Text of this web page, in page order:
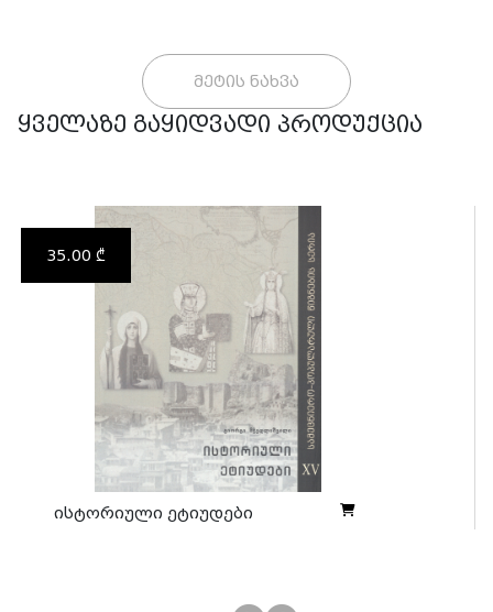
მეტის ნახვა
ყველაზე გაყიდვადი პროდუქცია
ისტორიული ეტიუდები
35.00 ₾